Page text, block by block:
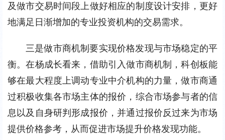
及做市交易时间段上做好相应的制度设计安排，更好
地满足日渐增加的专业投资机构的交易需求。
三是做市商机制要实现价格发现与市场稳定的平
衡。在杨成长看来，借助引入做市商机制，科创板能
够在最大程度上调动专业中介机构的力量，做市商通
过积极收集各市场主体的报价，综合市场参与者的信
息以及自身研判形成报价，并通过报价反过来为市场
提供价格参考，从而促进市场提升价格发现功能。